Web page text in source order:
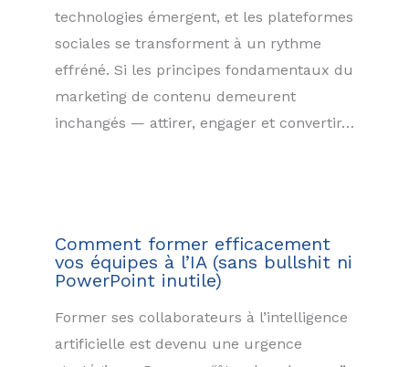
technologies émergent, et les plateformes
sociales se transforment à un rythme
effréné. Si les principes fondamentaux du
marketing de contenu demeurent
inchangés — attirer, engager et convertir…
Comment former efficacement
vos équipes à l’IA (sans bullshit ni
PowerPoint inutile)
Former ses collaborateurs à l’intelligence
artificielle est devenu une urgence